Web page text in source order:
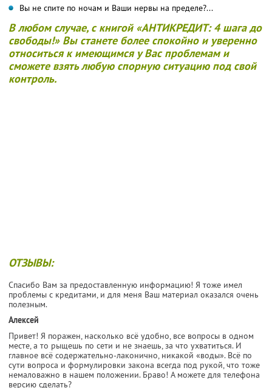
Вы не спите по ночам и Ваши нервы на пределе?...
В любом случае, с книгой «АНТИКРЕДИТ: 4 шага до
свободы!» Вы станете более спокойно и уверенно
относиться к имеющимся у Вас проблемам и
сможете взять любую спорную ситуацию под свой
контроль.
ОТЗЫВЫ:
Спасибо Вам за предоставленную информацию! Я тоже имел
проблемы с кредитами, и для меня Ваш материал оказался очень
полезным.
Алексей
Привет! Я поражен, насколько всё удобно, все вопросы в одном
месте, а то рыщешь по сети и не знаешь, за что ухватиться. И
главное всё содержательно-лаконично, никакой «воды». Всё по
сути вопроса и формулировки закона всегда под рукой, что тоже
немаловажно в нашем положении. Браво! А можете для телефона
версию сделать?